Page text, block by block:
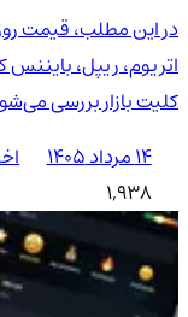
در این مطلب، قیمت
اتریوم، ریپل، بایننس
کلیت بازار بررسی
۱۴ مرداد ۱۴۰۵
1,938